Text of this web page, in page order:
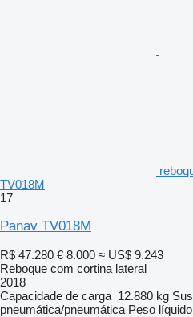
TV018M
17
Panav TV018M
R$ 47.280 € 8.000 ≈ US$ 9.243
Reboque com cortina lateral
2018
Capacidade de carga 12.880 kg
pneumática/pneumática Peso líquido